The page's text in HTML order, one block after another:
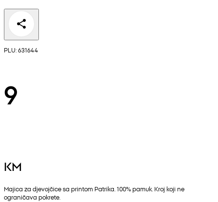
PLU: 631644
9
KM
Majica za djevojčice sa printom Patrika. 100% pamuk. Kroj koji ne
ograničava pokrete.